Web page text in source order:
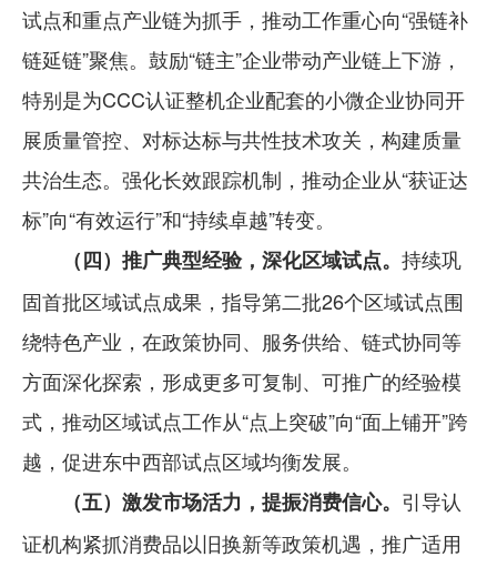
试点和重点产业链为抓手，推动工作重心向“强链补
链延链”聚焦。鼓励“链主”企业带动产业链上下游，
特别是为CCC认证整机企业配套的小微企业协同开
展质量管控、对标达标与共性技术攻关，构建质量
共治生态。强化长效跟踪机制，推动企业从“获证达
标”向“有效运行”和“持续卓越”转变。
（四）推广典型经验，深化区域试点。 持续巩
固首批区域试点成果，指导第二批26个区域试点围
绕特色产业，在政策协同、服务供给、链式协同等
方面深化探索，形成更多可复制、可推广的经验模
式，推动区域试点工作从“点上突破”向“面上铺开”跨
越，促进东中西部试点区域均衡发展。
（五）激发市场活力，提振消费信心。 引导认
证机构紧抓消费品以旧换新等政策机遇，推广适用